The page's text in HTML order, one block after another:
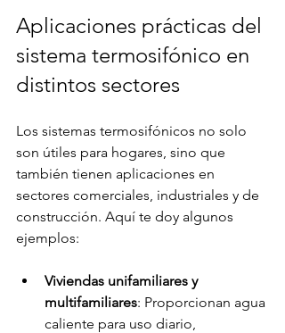
Aplicaciones prácticas del
sistema termosifónico en
distintos sectores
Los sistemas termosifónicos no solo
son útiles para hogares, sino que
también tienen aplicaciones en
sectores comerciales, industriales y de
construcción. Aquí te doy algunos
ejemplos:
Viviendas unifamiliares y
multifamiliares: Proporcionan agua
caliente para uso diario,